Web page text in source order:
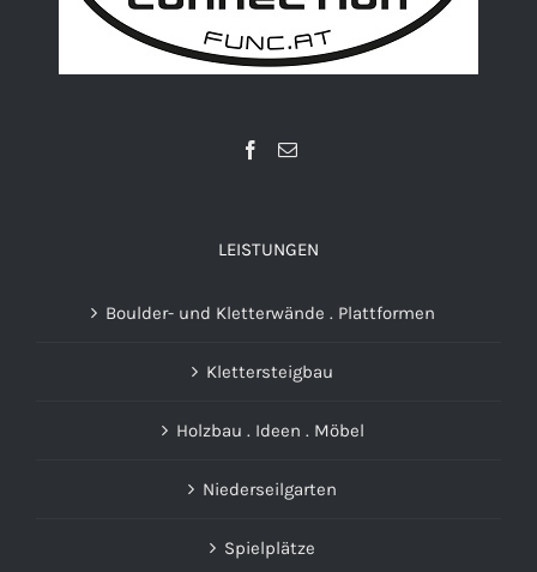
LEISTUNGEN
Boulder- und Kletterwände . Plattformen
Klettersteigbau
Holzbau . Ideen . Möbel
Niederseilgarten
Spielplätze